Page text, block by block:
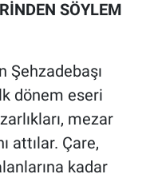
SÖYLEM
Şehzadebaşı
dönem eseri
mezar
attılar. Çare,
kadar